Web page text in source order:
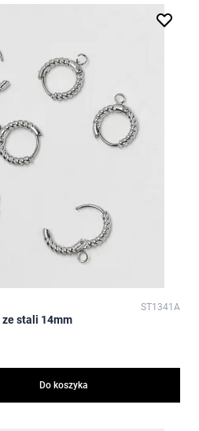
ST1341A
stali 14mm
Do koszyka